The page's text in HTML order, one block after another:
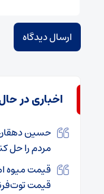
اخباری در
حسین
مردم را حل
قیمت